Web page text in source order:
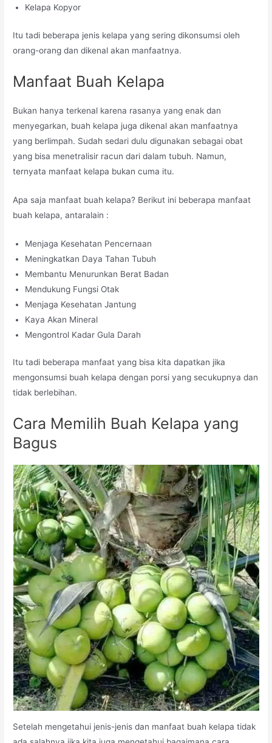
Kelapa Kopyor
Itu tadi beberapa jenis kelapa yang sering dikonsumsi oleh
orang-orang dan dikenal akan manfaatnya.
Manfaat Buah Kelapa
Bukan hanya terkenal karena rasanya yang enak dan
menyegarkan, buah kelapa juga dikenal akan manfaatnya
yang berlimpah. Sudah sedari dulu digunakan sebagai obat
yang bisa menetralisir racun dari dalam tubuh. Namun,
ternyata manfaat kelapa bukan cuma itu.
Apa saja manfaat buah kelapa? Berikut ini beberapa manfaat
buah kelapa, antaralain :
Menjaga Kesehatan Pencernaan
Meningkatkan Daya Tahan Tubuh
Membantu Menurunkan Berat Badan
Mendukung Fungsi Otak
Menjaga Kesehatan Jantung
Kaya Akan Mineral
Mengontrol Kadar Gula Darah
Itu tadi beberapa manfaat yang bisa kita dapatkan jika
mengonsumsi buah kelapa dengan porsi yang secukupnya dan
tidak berlebihan.
Cara Memilih Buah Kelapa yang
Bagus
Setelah mengetahui jenis-jenis dan manfaat buah kelapa tidak